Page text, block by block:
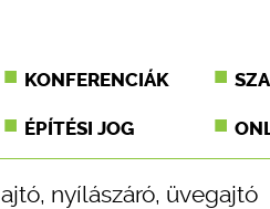
KONFERENCIÁK
ÉPÍTÉSI JOG
ajtó, nyílászáró, üvegajtó